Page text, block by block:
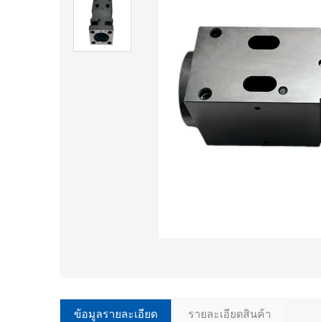
ข้อมูลรายละเอียด รายละเอียดสินค้า